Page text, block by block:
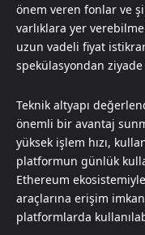
önem veren fonlar ve
varlıklara yer
uzun vadeli fiyat
spekülasyondan ziyade
Teknik altyapı
önemli bir avantaj
yüksek işlem hızı,
platformun günlük
Ethereum
araçlarına erişim
platformlarda